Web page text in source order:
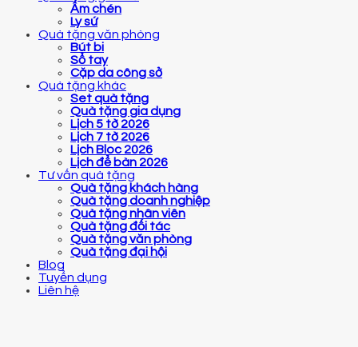
Ấm chén
Ly sứ
Quà tặng văn phòng
Bút bi
Sổ tay
Cặp da công sở
Quà tặng khác
Set quà tặng
Quà tặng gia dụng
Lịch 5 tờ 2026
Lịch 7 tờ 2026
Lịch Bloc 2026
Lịch để bàn 2026
Tư vấn quà tặng
Quà tặng khách hàng
Quà tặng doanh nghiệp
Quà tặng nhân viên
Quà tặng đối tác
Quà tặng văn phòng
Quà tặng đại hội
Blog
Tuyển dụng
Liên hệ